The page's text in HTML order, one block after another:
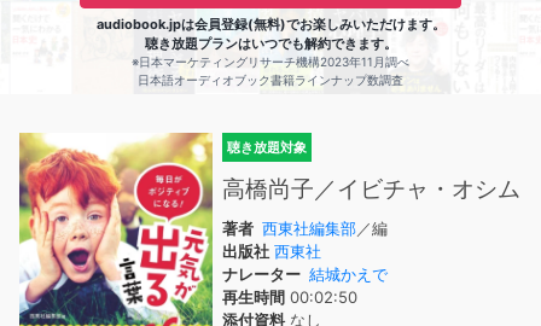
audiobook.jpは会員登録(無料)でお楽しみいただけます。
聴き放題プランはいつでも解約できます。
※日本マーケティングリサーチ機構2023年11月調べ
日本語オーディオブック書籍ラインナップ数調査
聴き放題対象
高橋尚子／イビチャ・オシム
著者 西東社編集部／編
出版社 西東社
ナレーター 結城かえで
再生時間 00:02:50
添付資料なし